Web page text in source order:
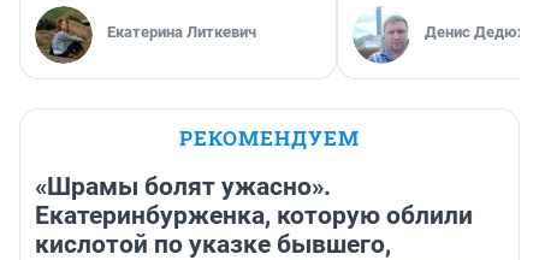
Екатерина Литкевич Денис
РЕКОМЕНДУЕМ
«Шрамы болят ужасно».
Екатеринбурженка, которую облили
кислотой по указке бывшего,